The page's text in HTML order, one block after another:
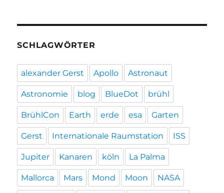
SCHLAGWÖRTER
alexander Gerst Apollo Astronaut
Astronomie blog BlueDot brühl
BrühlCon Earth erde esa Garten
Gerst Internationale Raumstation ISS
Jupiter Kanaren köln La Palma
Mallorca Mars Mond Moon NASA